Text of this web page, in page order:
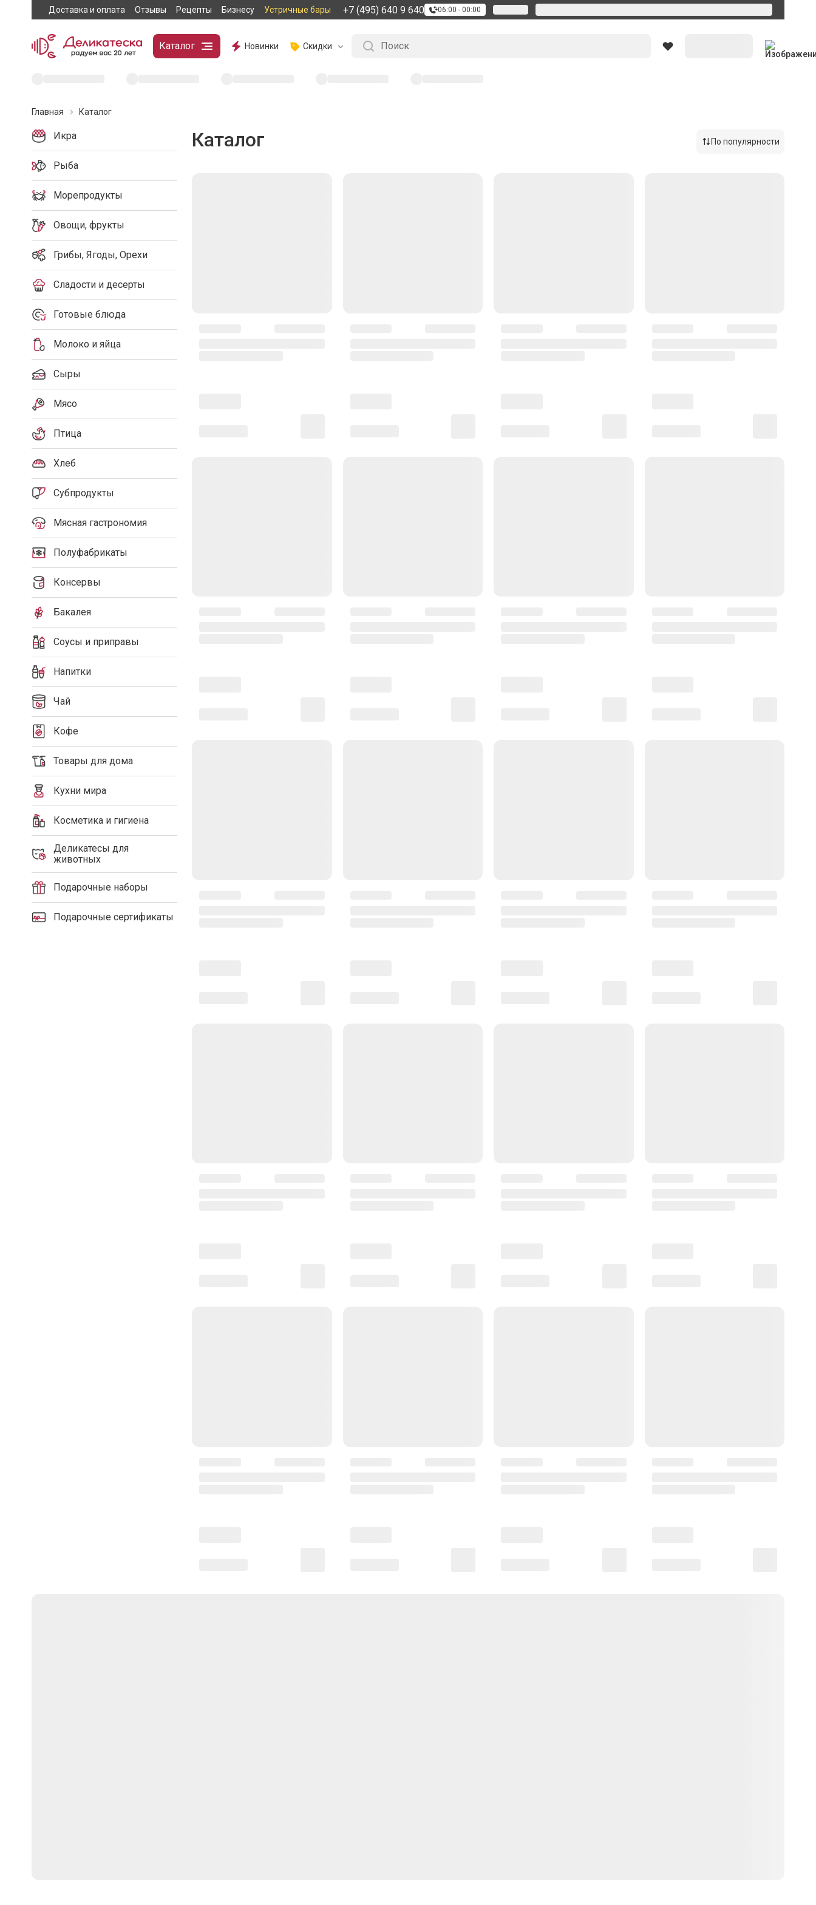
Доставка и оплата Отзывы Рецепты Бизнесу Устричные бары +7 (495) 640 9 640 06:00 - 00:00
Каталог Новинки Скидки
Главная Каталог
Икра
Рыба
Морепродукты
Овощи, фрукты
Грибы, Ягоды, Орехи
Сладости и десерты
Готовые блюда
Молоко и яйца
Сыры
Мясо
Птица
Хлеб
Субпродукты
Мясная гастрономия
Полуфабрикаты
Консервы
Бакалея
Соусы и приправы
Напитки
Чай
Кофе
Товары для дома
Кухни мира
Косметика и гигиена
Деликатесы для
животных
Подарочные наборы
Подарочные сертификаты
Каталог По популярности